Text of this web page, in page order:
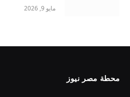
مايو 9, 2026
محطة مصر نيوز